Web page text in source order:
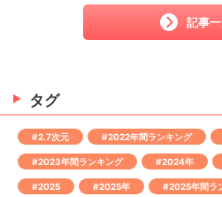
記事
タグ
#2.7次元 #2022年間ランキング
#2023年間ランキング #2024年
#2025 #2025年 #2025年間ラ